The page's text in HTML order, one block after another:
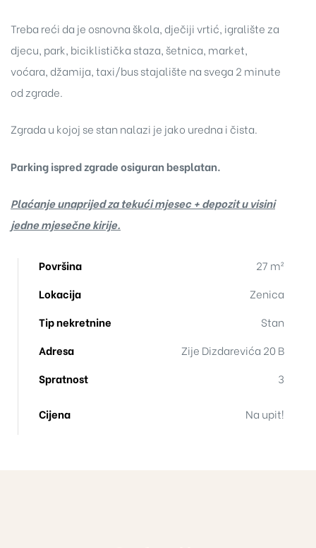
Treba reći da je osnovna škola, dječiji vrtić, igralište za
djecu, park, biciklistička staza, šetnica, market,
voćara, džamija, taxi/bus stajalište na svega 2 minute
od zgrade.
Zgrada u kojoj se stan nalazi je jako uredna i čista.
Parking ispred zgrade osiguran besplatan.
Plaćanje unaprijed za tekući mjesec + depozit u visini
jedne mjesečne kirije.
Površina
27 m²
Lokacija
Zenica
Tip nekretnine
Stan
Adresa
Zije Dizdarevića 20 B
Spratnost
3
Cijena Na upit!